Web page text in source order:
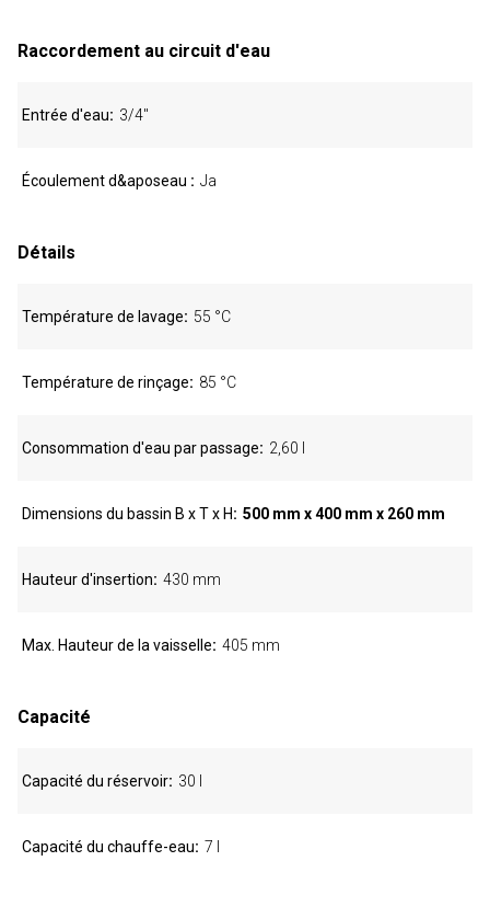
Raccordement au circuit d'eau
Entrée d'eau 3/4"
Écoulement d&aposeau Ja
Détails
Température de lavage 55 °C
Température de rinçage 85 °C
Consommation d'eau par passage 2,60 l
Dimensions du bassin B x T x H 500 mm x 400 mm x 260 mm
Hauteur d'insertion 430 mm
Max. Hauteur de la vaisselle 405 mm
Capacité
Capacité du réservoir 30 l
Capacité du chauffe-eau 7 l